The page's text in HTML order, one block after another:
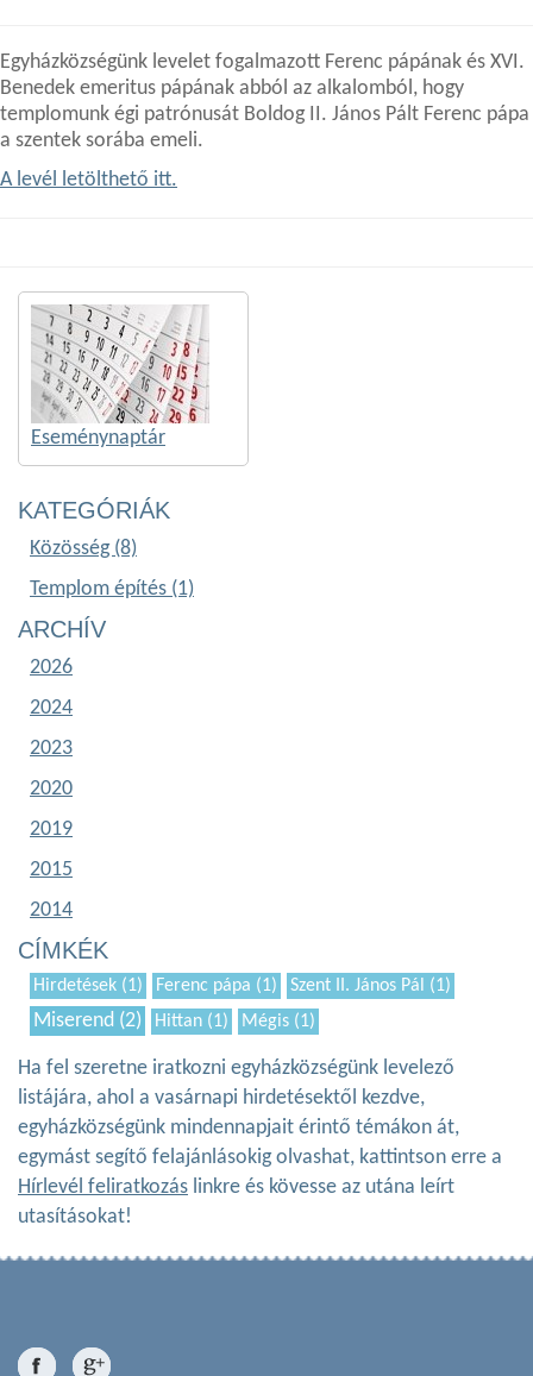
Egyházközségünk levelet fogalmazott Ferenc pápának és XVI.
Benedek emeritus pápának abból az alkalomból, hogy
templomunk égi patrónusát Boldog II. János Pált Ferenc pápa
a szentek sorába emeli.
A levél letölthető itt.
Eseménynaptár
KATEGÓRIÁK
Közösség (8)
Templom építés (1)
ARCHÍV
2026
2024
2023
2020
2019
2015
2014
CÍMKÉK
Hirdetések (1) Ferenc pápa (1) Szent II. János Pál (1)
Miserend (2) Hittan (1) Mégis (1)
Ha fel szeretne iratkozni egyházközségünk levelező
listájára, ahol a vasárnapi hirdetésektől kezdve,
egyházközségünk mindennapjait érintő témákon át,
egymást segítő felajánlásokig olvashat, kattintson erre a
Hírlevél feliratkozás linkre és kövesse az utána leírt
utasításokat!